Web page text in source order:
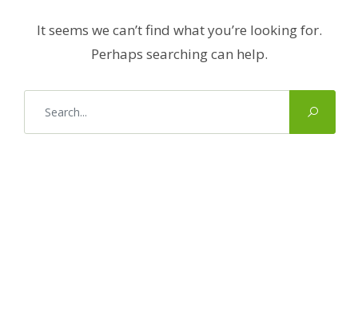
It seems we can’t find what you’re looking for.
Perhaps searching can help.